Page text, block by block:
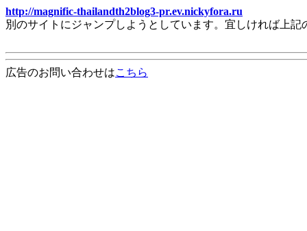
http://magnific-thailandth2blog3-pr.ev.nickyfora.ru
別のサイトにジャンプしようとしています。宜しければ上
広告のお問い合わせはこちら